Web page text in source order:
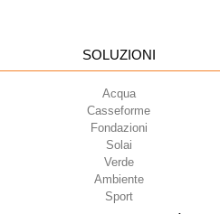
SOLUZIONI
Acqua
Casseforme
Fondazioni
Solai
Verde
Ambiente
Sport